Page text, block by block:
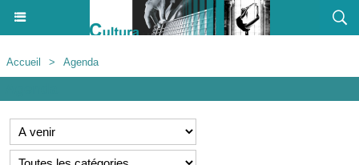
Accueil > Agenda